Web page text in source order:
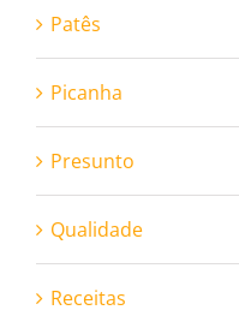
Patês
Picanha
Presunto
Qualidade
Receitas